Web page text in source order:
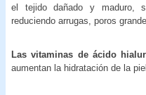
el tejido dañado y maduro,
reduciendo arrugas, poros
Las vitaminas de ácido
aumentan la hidratación de la